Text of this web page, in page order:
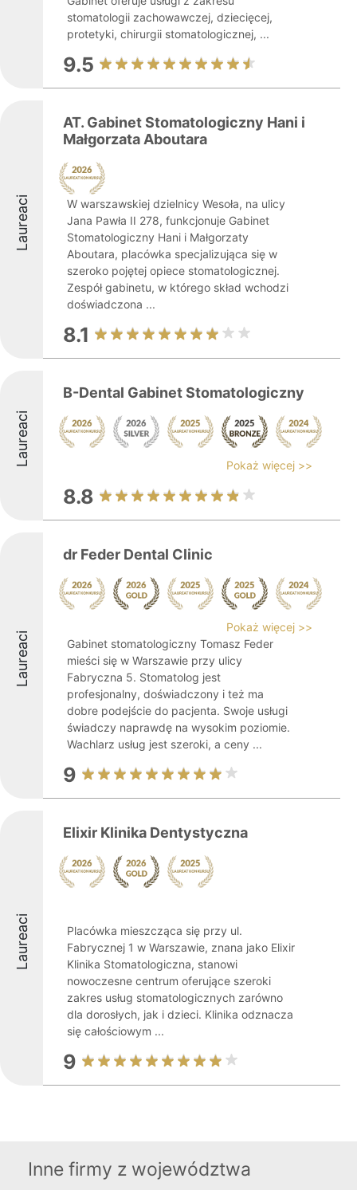
stomatologii zachowawczej, dziecięcej,
protetyki, chirurgii stomatologicznej, ...
9.5
Laureaci
AT. Gabinet Stomatologiczny Hani i
Małgorzata Aboutara
W warszawskiej dzielnicy Wesoła, na ulicy
Jana Pawła II 278, funkcjonuje Gabinet
Stomatologiczny Hani i Małgorzaty
Aboutara, placówka specjalizująca się w
szeroko pojętej opiece stomatologicznej.
Zespół gabinetu, w którego skład wchodzi
doświadczona ...
8.1
Laureaci
B-Dental Gabinet Stomatologiczny
Pokaż więcej >>
8.8
Laureaci
dr Feder Dental Clinic
Pokaż więcej >>
Gabinet stomatologiczny Tomasz Feder
mieści się w Warszawie przy ulicy
Fabryczna 5. Stomatolog jest
profesjonalny, doświadczony i też ma
dobre podejście do pacjenta. Swoje usługi
świadczy naprawdę na wysokim poziomie.
Wachlarz usług jest szeroki, a ceny ...
9
Laureaci
Elixir Klinika Dentystyczna
Placówka mieszcząca się przy ul.
Fabrycznej 1 w Warszawie, znana jako Elixir
Klinika Stomatologiczna, stanowi
nowoczesne centrum oferujące szeroki
zakres usług stomatologicznych zarówno
dla dorosłych, jak i dzieci. Klinika odznacza
się całościowym ...
9
Inne firmy z województwa